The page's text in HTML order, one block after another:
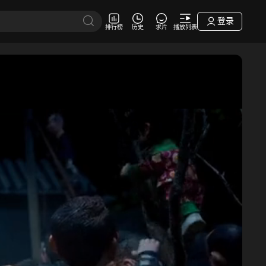
排行榜 历史 求片 播放列表
登录